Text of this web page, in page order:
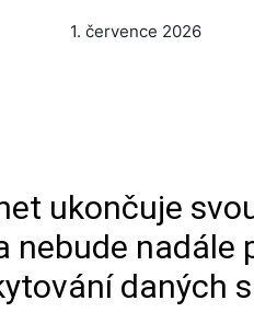
1. července 2026
ukončuje
nebude nadále
daných